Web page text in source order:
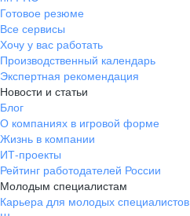
Готовое резюме
Все сервисы
Хочу у вас работать
Производственный календарь
Экспертная рекомендация
Новости и статьи
Блог
О компаниях в игровой форме
Жизнь в компании
ИТ-проекты
Рейтинг работодателей России
Молодым специалистам
Карьера для молодых специалистов